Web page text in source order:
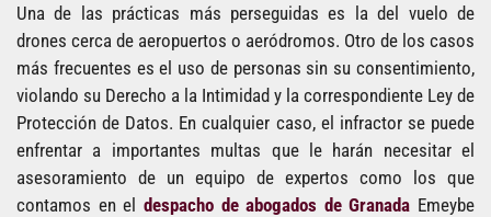
Una de las prácticas más perseguidas es la del vuelo de
drones cerca de aeropuertos o aeródromos. Otro de los casos
más frecuentes es el uso de personas sin su consentimiento,
violando su Derecho a la Intimidad y la correspondiente Ley de
Protección de Datos. En cualquier caso, el infractor se puede
enfrentar a importantes multas que le harán necesitar el
asesoramiento de un equipo de expertos como los que
contamos en el despacho de abogados de Granada Emeybe